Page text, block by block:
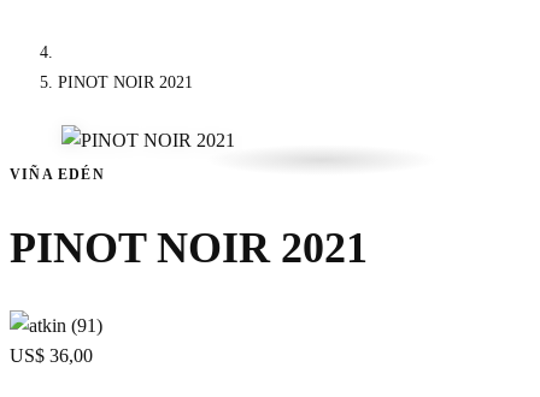
PINOT NOIR 2021
VIÑA EDÉN
PINOT NOIR 2021
US$ 36,00